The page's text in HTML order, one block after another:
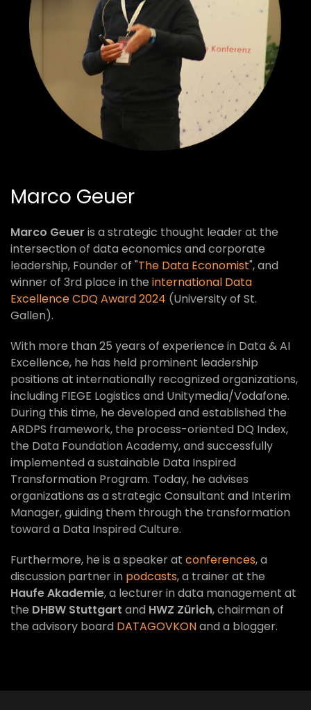
Marco Geuer
Marco Geuer is a strategic thought leader at the
intersection of data economics and corporate
leadership, Founder of "The Data Economist", and
winner of 3rd place in the international Data
Excellence CDQ Award 2024 (University of St.
Gallen).
With more than 25 years of experience in Data & AI
Excellence, he has held prominent leadership
positions at internationally recognized organizations,
including FIEGE Logistics and Unitymedia/Vodafone.
During this time, he developed and established the
ARDPS framework, the process-oriented DQ Index,
the Data Foundation Academy, and successfully
implemented a sustainable Data Inspired
Transformation Program. Today, he advises
organizations as a strategic Consultant and Interim
Manager, guiding them through the transformation
toward a Data Inspired Culture.
Furthermore, he is a speaker at conferences, a
discussion partner in podcasts, a trainer at the
Haufe Akademie, a lecturer in data management at
the DHBW Stuttgart and HWZ Zürich, chairman of
the advisory board DATAGOVKONand a blogger.